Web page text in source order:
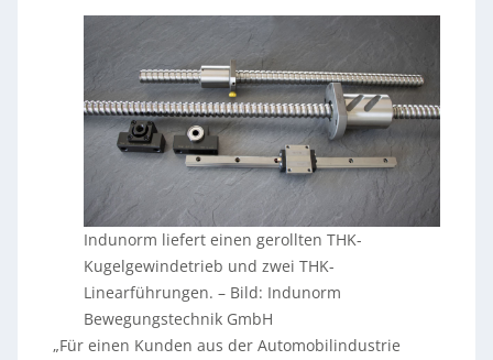
Indunorm liefert einen gerollten THK-
Kugelgewindetrieb und zwei THK-
Linearführungen.– Bild: Indunorm
Bewegungstechnik GmbH
„Für einen Kunden aus der Automobilindustrie